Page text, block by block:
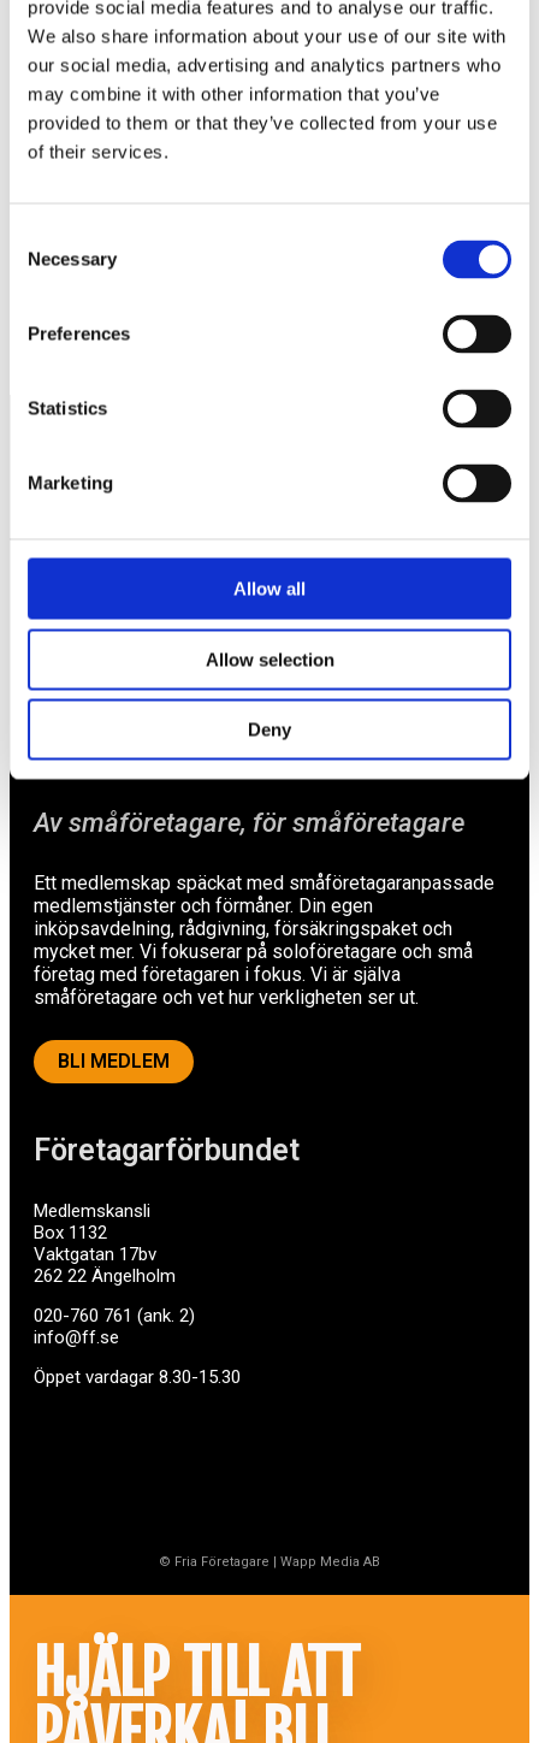
provide social media features and to analyse our traffic.
We also share information about your use of our site with
our social media, advertising and analytics partners who
may combine it with other information that you’ve
provided to them or that they’ve collected from your use
of their services.
Selection
Necessary
Preferences
Statistics
Marketing
Allow all
Allow selection
Deny
Namn*
E-postadress*
Webbplats
Spara mitt namn, min e-postadress och webbplats i denna
Yttrande över ”Skatteförfarandet”
Företagarförbundet
Medlemskansli
Box 1132
Vaktgatan 17bv
262 22 Ängelholm
020-760 761 (ank. 2)
info@ff.se
Öppet vardagar 8.30-15.30
Av småföretagare, för småföretagare
Ett medlemskap späckat med småföretagaranpassade
medlemstjänster och förmåner. Din egen
inköpsavdelning, rådgivning, försäkringspaket och
mycket mer. Vi fokuserar på soloföretagare och små
företag med företagaren i fokus. Vi är själva
småföretagare och vet hur verkligheten ser ut.
BLI MEDLEM
Näringspolitik
Försäkringar
Nyheter
© Fria Företagare Wapp Media AB
HJÄLP TILL ATT